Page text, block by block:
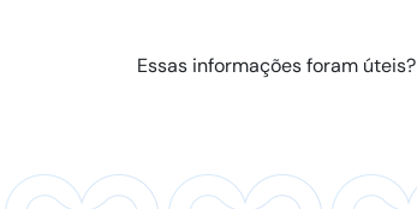
Essas informações foram úteis?